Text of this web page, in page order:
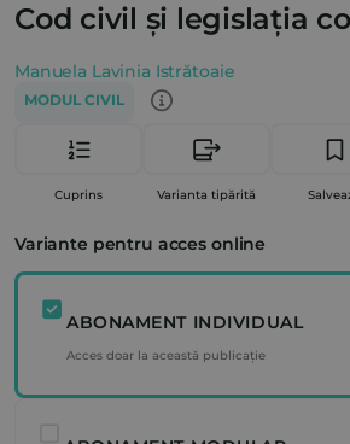
Cod civil și legislația
Manuela Lavinia Istrătoaie
MODUL CIVIL
Cuprins Varianta tipărită
Variante pentru acces online
ABONAMENT INDIVIDUAL
Acces doar la această publicație